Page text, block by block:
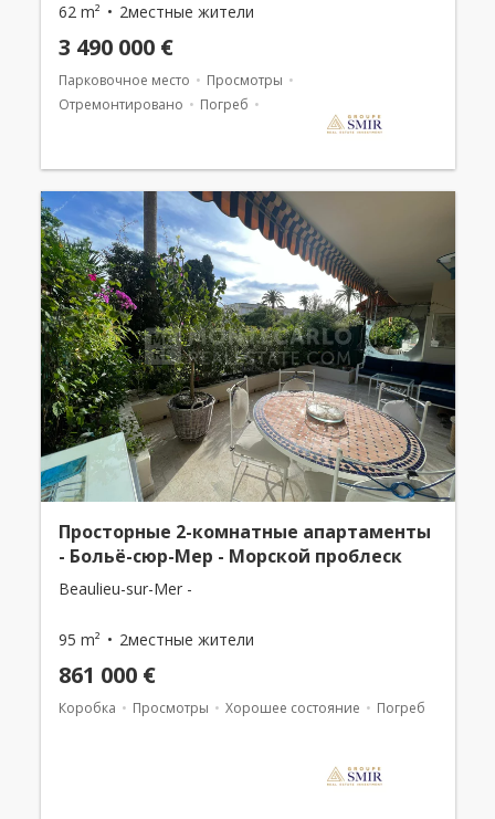
62 m² 2местные жители
3 490 000 €
Парковочное место
Просмотры
Отремонтировано
Погреб
Просторные 2-комнатные апартаменты
- Больё-сюр-Мер - Морской проблеск
Beaulieu-sur-Mer -
95 m² 2местные жители
861 000 €
Коробка Просмотры Хорошее состояние Погреб